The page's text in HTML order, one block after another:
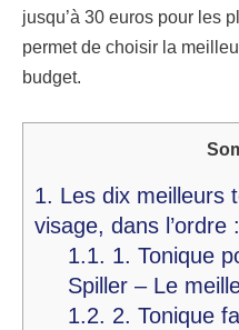
jusqu’à 30 euros pour les
permet de choisir la
budget.
1. Les dix meilleurs
visage, dans l’ordre :
1.1. 1. Tonique
Spiller – Le
1.2. 2. Tonique